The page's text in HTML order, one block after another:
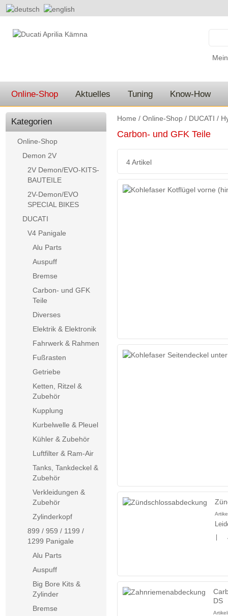
Online-Shop Aktuelles Tuning Know-How
Home / Online-Shop / DUCATI /
Carbon- und GFK Teile
4 Artikel
DS
Kategorien
Online-Shop
Demon 2V
2V Demon/EVO-KITS-
BAUTEILE
2V-Demon/EVO
SPECIAL BIKES
DUCATI
V4 Panigale
Alu Parts
Auspuff
Bremse
Carbon- und GFK
Teile
Diverses
Elektrik & Elektronik
Fahrwerk & Rahmen
Fußrasten
Getriebe
Ketten, Ritzel &
Zubehör
Kupplung
Kurbelwelle & Pleuel
Kühler & Zubehör
Luftfilter & Ram-Air
Tanks, Tankdeckel &
Zubehör
Verkleidungen &
Zubehör
Zylinderkopf
899 / 959 / 1199 /
1299 Panigale
Alu Parts
Auspuff
Big Bore Kits &
Zylinder
Bremse